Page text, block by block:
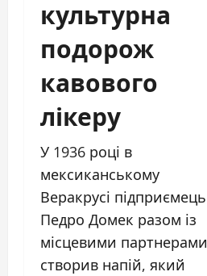
культурна
подорож
кавового
лікеру
У 1936 році в
мексиканському
Веракрусі підприємець
Педро Домек разом із
місцевими партнерами
створив напій, який